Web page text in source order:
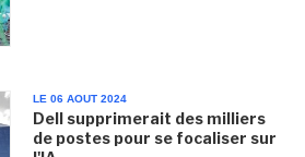
LE 06 AOUT 2024
Dell supprimerait des milliers
de postes pour se focaliser sur